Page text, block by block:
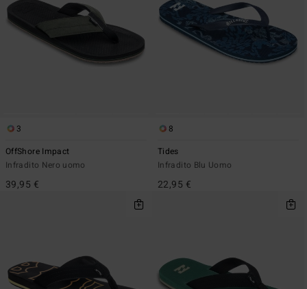
3
OffShore Impact
Infradito Nero uomo
39,95 €
8
Tides
Infradito Blu Uomo
22,95 €